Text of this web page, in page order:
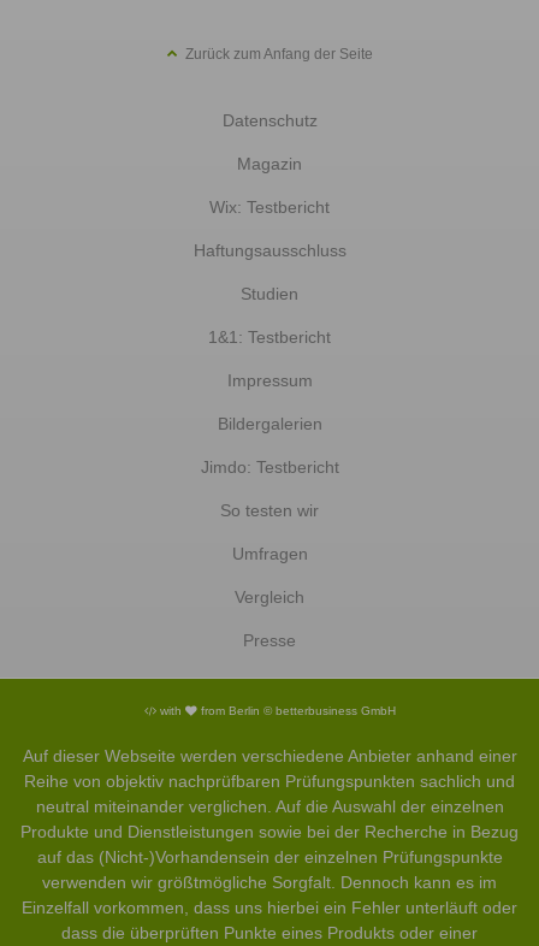
Zurück zum Anfang der Seite
Datenschutz
Magazin
Wix: Testbericht
Haftungsausschluss
Studien
1&1: Testbericht
Impressum
Bildergalerien
Jimdo: Testbericht
So testen wir
Umfragen
Vergleich
Presse
with from Berlin © betterbusiness GmbH
Auf dieser Webseite werden verschiedene Anbieter anhand einer
Reihe von objektiv nachprüfbaren Prüfungspunkten sachlich und
neutral miteinander verglichen. Auf die Auswahl der einzelnen
Produkte und Dienstleistungen sowie bei der Recherche in Bezug
auf das (Nicht-)Vorhandensein der einzelnen Prüfungspunkte
verwenden wir größtmögliche Sorgfalt. Dennoch kann es im
Einzelfall vorkommen, dass uns hierbei ein Fehler unterläuft oder
dass die überprüften Punkte eines Produkts oder einer